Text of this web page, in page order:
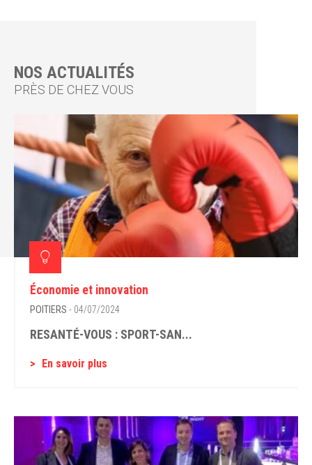
NOS ACTUALITÉS
PRÈS DE CHEZ VOUS
Économie et innovation
POITIERS - 04/07/2024
RESANTÉ-VOUS : SPORT-SAN...
En savoir plus